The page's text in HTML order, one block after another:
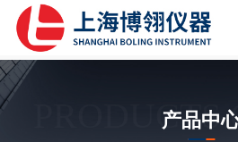
PRODUCTS
产品中